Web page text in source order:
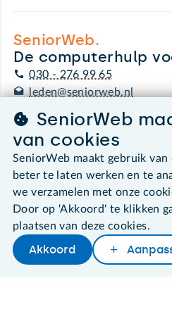
Later lezen Delen
SeniorWeb.
De computerhulp
030 - 276 99 65
leden@seniorweb.nl
©2026 SeniorWeb
Algemene voorwaarden
Cookies en cookie-instellingen
Disclaimer
Privacybeleid
About SeniorWeb
SeniorWeb
van cookies
SeniorWeb maakt gebruik
beter te laten werken en te
we verzamelen met onze
Door op 'Akkoord' te klikken
plaatsen van deze cookies.
Akkoord